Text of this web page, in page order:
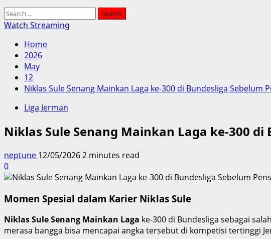
Search
for:
Watch Streaming
Home
2026
May
12
Niklas Sule Senang Mainkan Laga ke-300 di Bundesliga Sebelum
Liga Jerman
Niklas Sule Senang Mainkan Laga ke-300 di
neptune 12/05/20262 minutes read
0
Momen Spesial dalam Karier Niklas Sule
Niklas Sule Senang Mainkan Laga ke-300 di Bundesliga sebagai
merasa bangga bisa mencapai angka tersebut di kompetisi tertinggi